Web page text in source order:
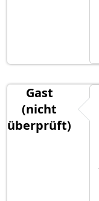
Gast
(nicht
überprüft)